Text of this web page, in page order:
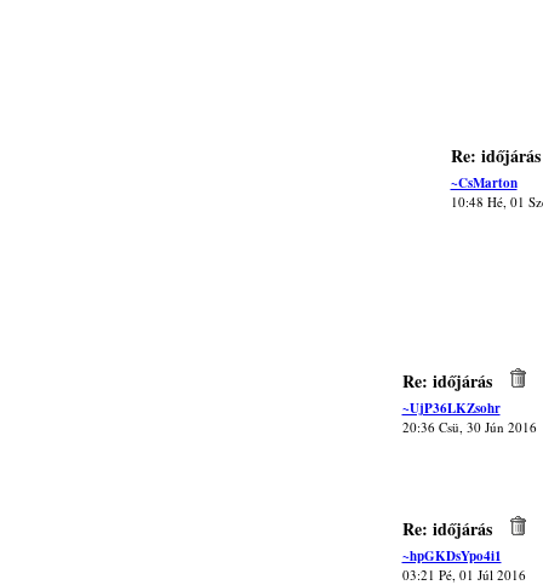
Re: időjárás
~CsMarton
10:48 Hé, 01
Re: időjárás
~UjP36LKZsohr
20:36 Csü, 30 Jún 2016
Re: időjárás
~hpGKDsYpo4i1
03:21 Pé, 01 Júl 2016